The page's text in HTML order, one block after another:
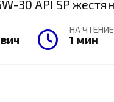
НА ЧТЕНИЕ
1 мин